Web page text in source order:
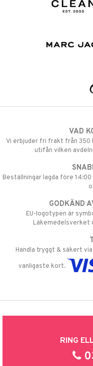
VAD
Vi erbjuder fri frakt från 350
utifån vilken
Beställningar lagda före
GODKÄND
EU-logotypen är
Läkemedelsverket
Handla tryggt & säkert
vanligaste kort.
RING